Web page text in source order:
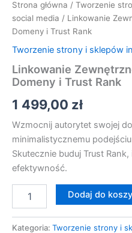
Strona główna / Tworzenie
social media / Linkowanie
Domeny i Trust Rank
Tworzenie strony i sklepów
Linkowanie
Domeny i Trust Rank
1 499,00 zł
Wzmocnij autorytet swojej
minimalistycznemu
Skutecznie buduj Trust
efektywność.
Dodaj do
Kategoria: Tworzenie strony i